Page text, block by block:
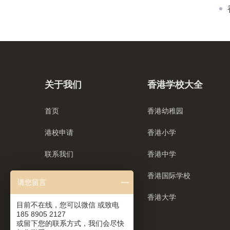
关于我们
首页
港校申请
联系我们
香港学校大全
香港幼稚园
香港小学
香港中学
香港国际学校
香港大学
请您留言
目前不在线，您可以微信 或致电
185 8905 2127
或留下您的联系方式，我们会尽快